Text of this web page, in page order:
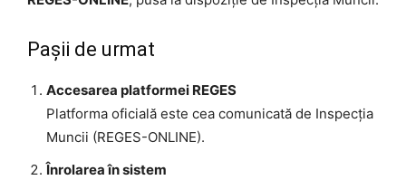
Pașii de urmat
Accesarea platformei REGES
Platforma oficială este cea comunicată de Inspecția
Muncii (REGES-ONLINE).
Înrolarea în sistem